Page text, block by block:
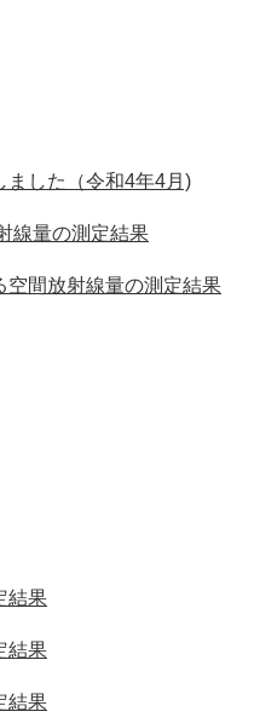
ました（令和4年4月)
線量の測定結果
空間放射線量の測定結果
結果
結果
結果